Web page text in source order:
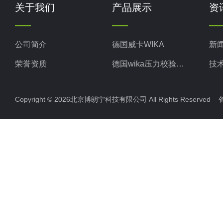
关于我们
公司简介
荣誉资质
产品展示
德国威卡WIKA
德国wika压力校验系统
美国固瑞克GRACO
意大利ELETTROTEC压力开关
资
新
技
Copyright © 2026北京博朗宁科技有限公司 All Rights Reserved